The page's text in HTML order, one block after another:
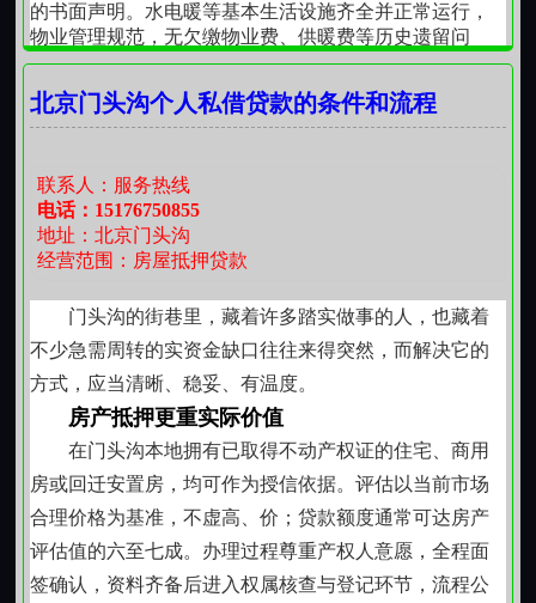
准入：高新技术企业、外贸企业（有报关
单），经营满 1 年，流水稳定
贷政策已经收紧，大数据模型也发生了变化，
根据最新政策来申请，避免因为政策变化而耽
误企业融资！
4. 投资理财（需谨慎）：稳健型理财产品
严禁：股市、期货、虚拟货币
贷前：要求提供用途证明材料，源头把关
贷中：实时追踪资金流向，动态监控
贷后：定期回访核实，确认资金实际用途
违规代价：贷款被提前收回、加收罚息、征信留下不良
（五）只要按时还款，其他不用管
贷后管理同样关键
很多借款人以为："钱到手了，按时还就行。"但往往忽略
的书面声明。水电暖等基本生活设施齐全并正常运行，
物业管理规范，无欠缴物业费、供暖费等历史遗留问
题。最后，申请人信用记录良好，近两年内无连续三期
或累计六期以上逾期，无被执行记录及重大涉诉事项。
对于离异、再婚或户口迁入不满三年的申请人，需额外
无隐性纠纷。
北京房子抵押贷款实行标准化操作路径，全程由申
请人自主完成。第一步为预评估，申请人携带不动产权
证书、身份证件及房屋现状照片前往指定评估机构，现
告。第二步为材料申报，将评估报告连同身份证明、户
口簿、婚姻证明、收入证明、征信书及房屋平面图一并
提交至受理点，工作人员当场核验原件并在复印件上标
注“与原件一致”字样。第三步为权属审核，不动产登记部
门对房屋是否存在抵押、查封、异议登记等情况进行系
统核查，同步比对申请人提交材料与登记簿记载内容是
否吻合，此环节耗时五个工作日。第四步为面签确认，
申请人与共有人一同前往指定场所，在工作人员见证下
签署抵押合同、借款协议及委托书，全部签字须本人当
面完成，不得代签或补签。第五步为抵押登记，申请人
持面签完毕的全套文书到北京区不动产登记事务中心办
理抵押权设立登记，窗口即时受理，三个工作日内完成
北京门头沟个人私借贷款的条件和流程
联系人：服务热线
电话：15176750855
地址：北京门头沟
经营范围：房屋抵押贷款
门头沟的街巷里，藏着许多踏实做事的人，也藏着
不少急需周转的实资金缺口往往来得突然，而解决它的
方式，应当清晰、稳妥、有温度。
房产抵押更重实际价值
在门头沟本地拥有已取得不动产权证的住宅、商用
房或回迁安置房，均可作为授信依据。评估以当前市场
合理价格为基准，不虚高、价；贷款额度通常可达房产
评估值的六至七成。办理过程尊重产权人意愿，全程面
签确认，资料齐备后进入权属核查与登记环节，流程公